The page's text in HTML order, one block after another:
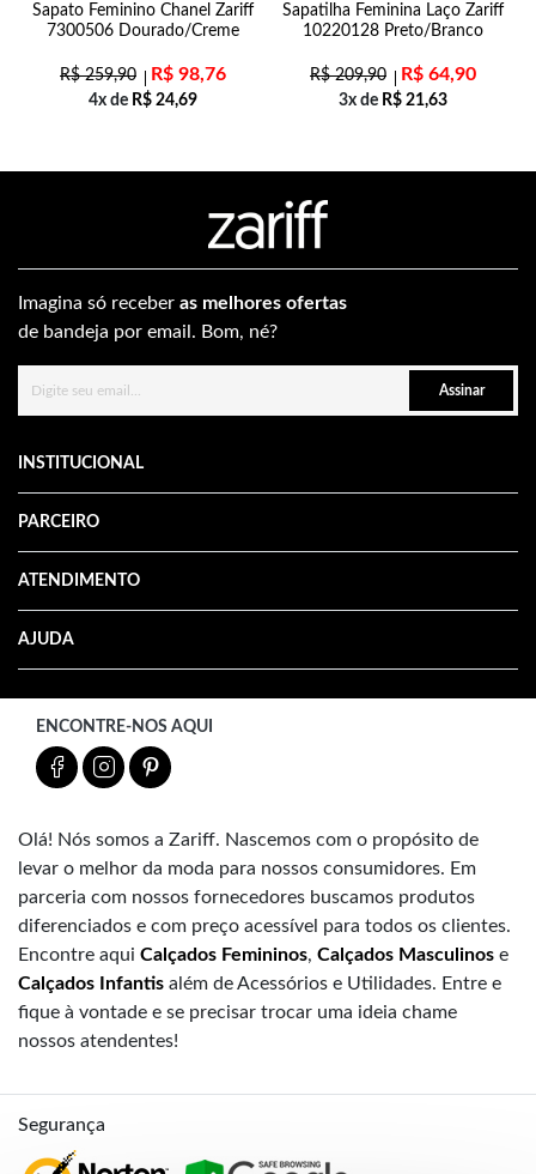
Sapato Feminino Chanel Zariff
7300506 Dourado/Creme
R$259,90 R$ 98,76
4x de R$ 24,69
Sapatilha Feminina Laço Zariff
10220128 Preto/Branco
R$209,90 R$ 64,90
3x de R$ 21,63
Imagina só receber as melhores ofertas
de bandeja por email. Bom, né?
Assinar
INSTITUCIONAL
PARCEIRO
ATENDIMENTO
AJUDA
ENCONTRE-NOS AQUI
Olá! Nós somos a Zariff. Nascemos com o propósito de
levar o melhor da moda para nossos consumidores. Em
parceria com nossos fornecedores buscamos produtos
diferenciados e com preço acessível para todos os clientes.
Encontre aqui Calçados Femininos, Calçados Masculinos e
Calçados Infantis além de Acessórios e Utilidades. Entre e
fique à vontade e se precisar trocar uma ideia chame
nossos atendentes!
Segurança